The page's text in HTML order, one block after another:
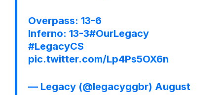
Overpass: 13-6
Inferno: 13-3#OurLegacy
#LegacyCS
pic.twitter.com/Lp4Ps5OX6n
— Legacy (@legacyggbr) August